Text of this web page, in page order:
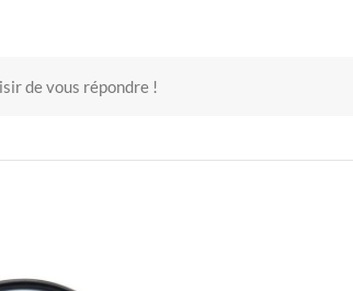
de vous répondre !